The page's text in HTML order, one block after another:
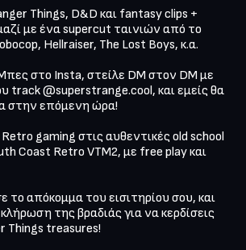
Things, D&D και fantasy clips +
με ένα supercut ταινιών από το
Hellraiser, The Lost Boys, κ.α.
στο Insta, στείλε DM στον DM με
track @superstrange.cool, και εμείς θα
στην επόμενη ώρα!
gaming στις αυθεντικές old school
Coast Retro VTM2, με free play και
το απόκομμα του εισιτηρίου σου, και
της βραδιάς για να κερδίσεις
Things treasures!